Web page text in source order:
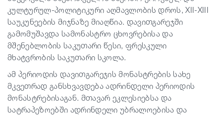
კულტურულ-პოლიტიკური აღმავლობის დროს, XII-XIII
საუკუნეების მიჯნაზე მიაღწია. დავითგარეჯში
გამომუშავდა სამონასტრო ცხოვრებისა და
მშენებლობის საკუთარი წესი, ფრესკული
მხატვრობის საკუთარი სკოლა.
ამ პერიოდის დავითგარეჯის მონასტრების სახე
მკვეთრად განსხვავდება ადრინდელი პერიოდის
მონასტრებისაგან. მთავარ ეკლესიებსა და
სატრაპეზოებში ადრინდელი უბრალოებისა და